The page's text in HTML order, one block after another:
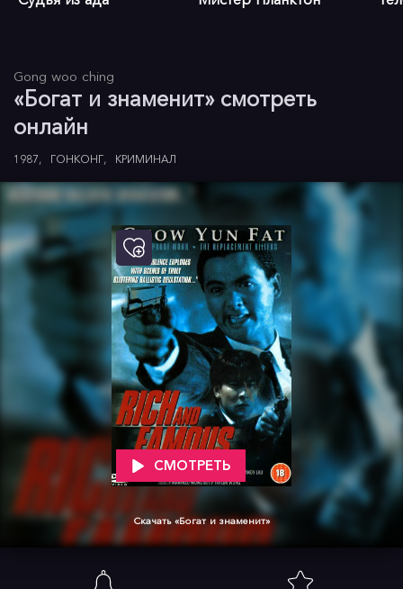
Gong woo ching
«Богат и знаменит» смотреть
онлайн
1987 ГОНКОНГ КРИМИНАЛ
СМОТРЕТЬ
Скачать «Богат и знаменит»